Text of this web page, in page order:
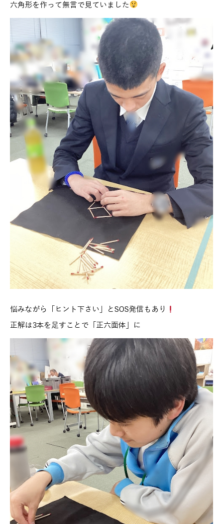
六角形を作って無言で見ていました
悩みながら「ヒント下さい」とSOS発信もあり
正解は3本を足すことで「正六面体」に